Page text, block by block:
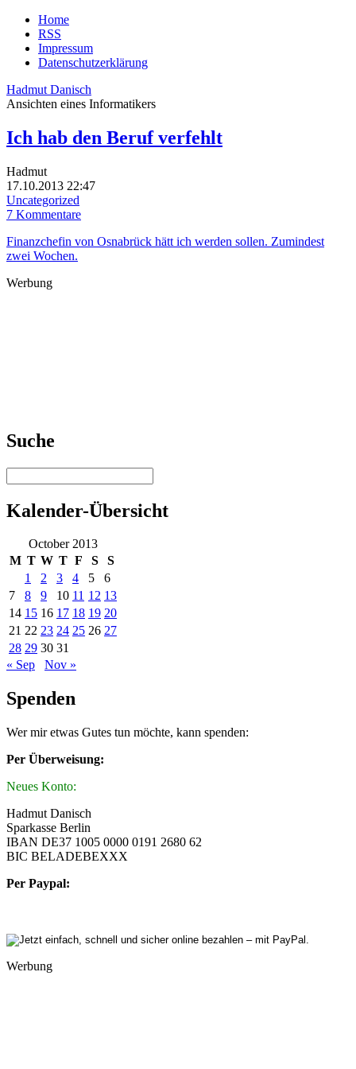
Home
RSS
Impressum
Datenschutzerklärung
Hadmut Danisch
Ansichten eines Informatikers
Ich hab den Beruf verfehlt
Hadmut
17.10.2013 22:47
Uncategorized
7 Kommentare
Finanzchefin von Osnabrück hätt ich werden sollen. Zumindest
zwei Wochen.
Werbung
Suche
Kalender-Übersicht
October 2013
M T W T F S
S
1
2 3 4 5
6
7
8 9 10 11 12 13
14 15 16 17 18 19 20
21 22 23 24 25 26 27
28 29 30 31
« Sep
Nov »
Spenden
Wer mir etwas Gutes tun möchte, kann spenden:
Per Überweisung:
Neues Konto:
Hadmut Danisch
Sparkasse Berlin
IBAN DE37 1005 0000 0191 2680 62
BIC BELADEBEXXX
Per Paypal:
Werbung